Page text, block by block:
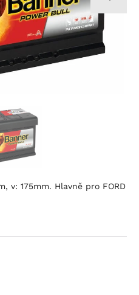
v: 175mm. Hlavně pro FORD